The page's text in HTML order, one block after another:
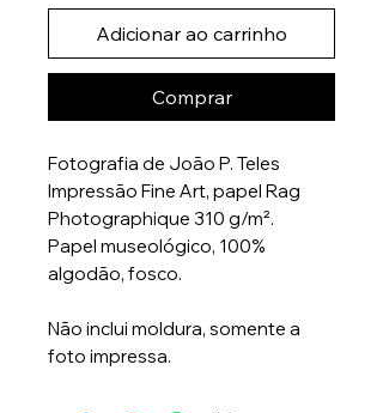
Adicionar ao carrinho
Comprar
Fotografia de João P. Teles
Impressão Fine Art, papel Rag
Photographique 310 g/m².
Papel museológico, 100%
algodão, fosco.
Não inclui moldura, somente a
foto impressa.